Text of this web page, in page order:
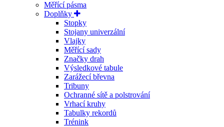
Měřící pásma
Doplňky
Stopky
Stojany univerzální
Vlajky
Měřící sady
Značky drah
Výsledkové tabule
Zarážecí břevna
Tribuny
Ochranné sítě a polstrování
Vrhací kruhy
Tabulky rekordů
Trénink